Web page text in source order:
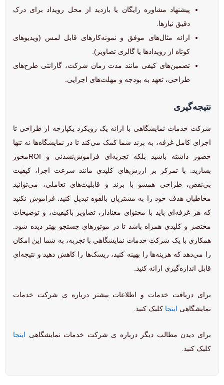
پیشنهاد مشاوره رایگان یا بازدید از محل رویداد برای درک
دقیق نیازها.
ارائه مثال‌های موفق و نمونه‌کارهای قابل لمس (ویدیوهای
کوتاه از رویدادها یا گالری تصاویر).
تضمین‌های کیفی مانند مدت زمان شرکت، گارانتی طرح‌های
طراحی، تعهد به بودجه و مهلت‌های اجرایی.
نتیجه‌گیری
شرکت خدمات نمایشگاهی با ارائه یک رویکرد یکپارچه از طراحی تا
اجرای کامل غرفه، به برند شما کمک می‌کند تا در نمایشگاه‌ها نه تنها
حضور داشته باشید بلکه تجربه‌ای فراموش‌نشدنی و ROI‌محور
بسازید. با تمرکز بر ارزش‌های کلیدی مانند سرعت اجرا، کیفیت
بی‌نقص، طراحی همسو با برند و قابلیت‌های تعاملی، می‌توانید
مخاطبان هدف خود را به مشتریان بالقوه تبدیل کنید. فراموش نکنید
که هر غرفه‌ای باید با محتوای معنادار، تصاویر باکیفیت، و توضیحات
مختصر و کلیدی همراه باشد تا در موتورهای جستجو بهتر دیده شود.
همکاری با یک شرکت خدمات نمایشگاهی با تجربه، به شما این امکان
را می‌دهد که هزینه‌ها را بهینه کنید، ریسک‌ها را کاهش دهید و نتیجه‌ای
قابل اندازه‌گیری ارائه کنید.
برای دریافت خدمات و اطلاعات بیشتر درباره ی شرکت خدمات
نمایشگاهی اینجا کلیک کنید.
برای دیدن مطالب دیگر درباره ی شرکت خدمات نمایشگاهی اینجا
کلیک کنید.